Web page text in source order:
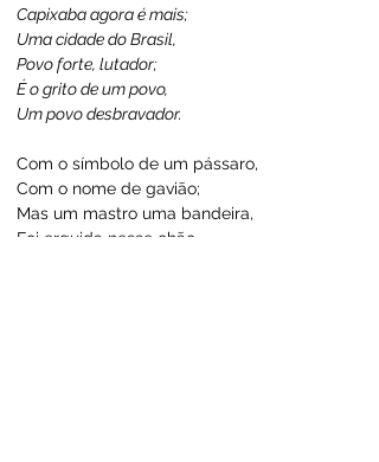
Capixaba agora é mais;
Uma cidade do Brasil,
Povo forte, lutador;
É o grito de um povo,
Um povo desbravador.
Com o símbolo de um pássaro,
Com o nome de gavião;
Mas um mastro uma bandeira,
Foi erguida nesse chão.